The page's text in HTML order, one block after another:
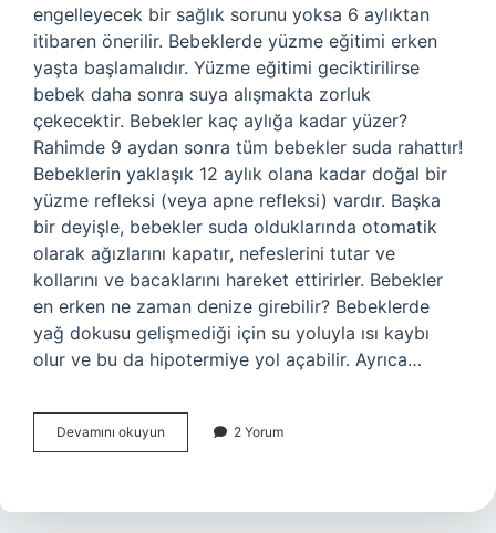
engelleyecek bir sağlık sorunu yoksa 6 aylıktan
itibaren önerilir. Bebeklerde yüzme eğitimi erken
yaşta başlamalıdır. Yüzme eğitimi geciktirilirse
bebek daha sonra suya alışmakta zorluk
çekecektir. Bebekler kaç aylığa kadar yüzer?
Rahimde 9 aydan sonra tüm bebekler suda rahattır!
Bebeklerin yaklaşık 12 aylık olana kadar doğal bir
yüzme refleksi (veya apne refleksi) vardır. Başka
bir deyişle, bebekler suda olduklarında otomatik
olarak ağızlarını kapatır, nefeslerini tutar ve
kollarını ve bacaklarını hareket ettirirler. Bebekler
en erken ne zaman denize girebilir? Bebeklerde
yağ dokusu gelişmediği için su yoluyla ısı kaybı
olur ve bu da hipotermiye yol açabilir. Ayrıca…
Devamını okuyun Bebekler
Ne
2 Yorum